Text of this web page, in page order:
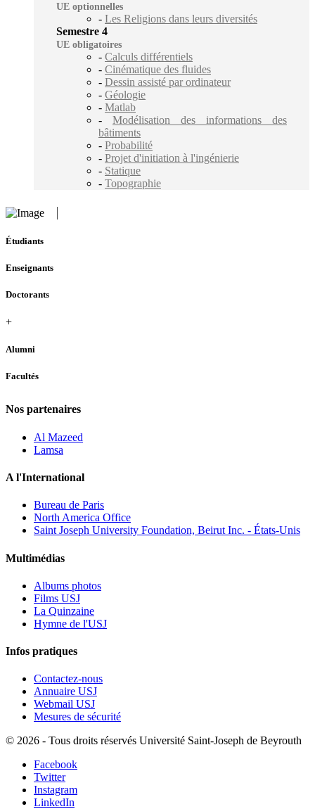
UE optionnelles
- Les Religions dans leurs diversités
Semestre 4
UE obligatoires
- Calculs différentiels
- Cinématique des fluides
- Dessin assisté par ordinateur
- Géologie
- Matlab
- Modélisation des informations des
bâtiments
- Probabilité
- Projet d'initiation à l'ingénierie
- Statique
- Topographie
Étudiants
Enseignants
Doctorants
+
Alumni
Facultés
Nos partenaires
Al Mazeed
Lamsa
A l'International
Bureau de Paris
North America Office
Saint Joseph University Foundation, Beirut Inc. - États-Unis
Multimédias
Albums photos
Films USJ
La Quinzaine
Hymne de l'USJ
Infos pratiques
Contactez-nous
Annuaire USJ
Webmail USJ
Mesures de sécurité
© 2026 - Tous droits réservés Université Saint-Joseph de Beyrouth
Facebook
Twitter
Instagram
LinkedIn